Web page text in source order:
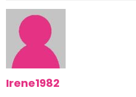
Irene1982